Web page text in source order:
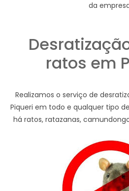
da
ratos em
Realizamos o serviço de
Piqueri em todo e qualquer tipo
há ratos, ratazanas,